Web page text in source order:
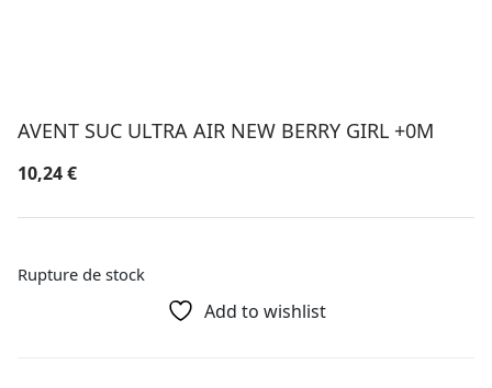
AVENT SUC ULTRA AIR NEW BERRY GIRL +0M
10,24€
Rupture de stock
Add to wishlist